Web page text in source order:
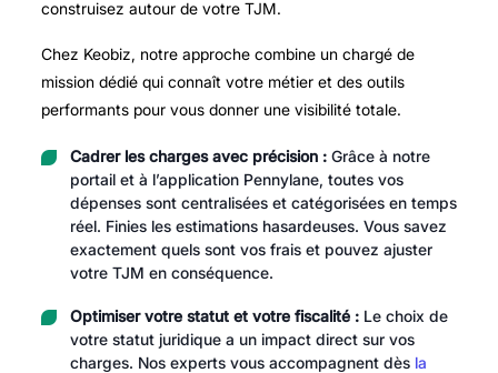
construisez autour de votre TJM.
Chez Keobiz, notre approche combine un chargé de
mission dédié qui connaît votre métier et des outils
performants pour vous donner une visibilité totale.
Cadrer les charges avec précision :Grâce à notre
portail et à l’application Pennylane, toutes vos
dépenses sont centralisées et catégorisées en temps
réel. Finies les estimations hasardeuses. Vous savez
exactement quels sont vos frais et pouvez ajuster
votre TJM en conséquence.
Optimiser votre statut et votre fiscalité :Le choix de
votre statut juridique a un impact direct sur vos
charges. Nos experts vous accompagnent dès la